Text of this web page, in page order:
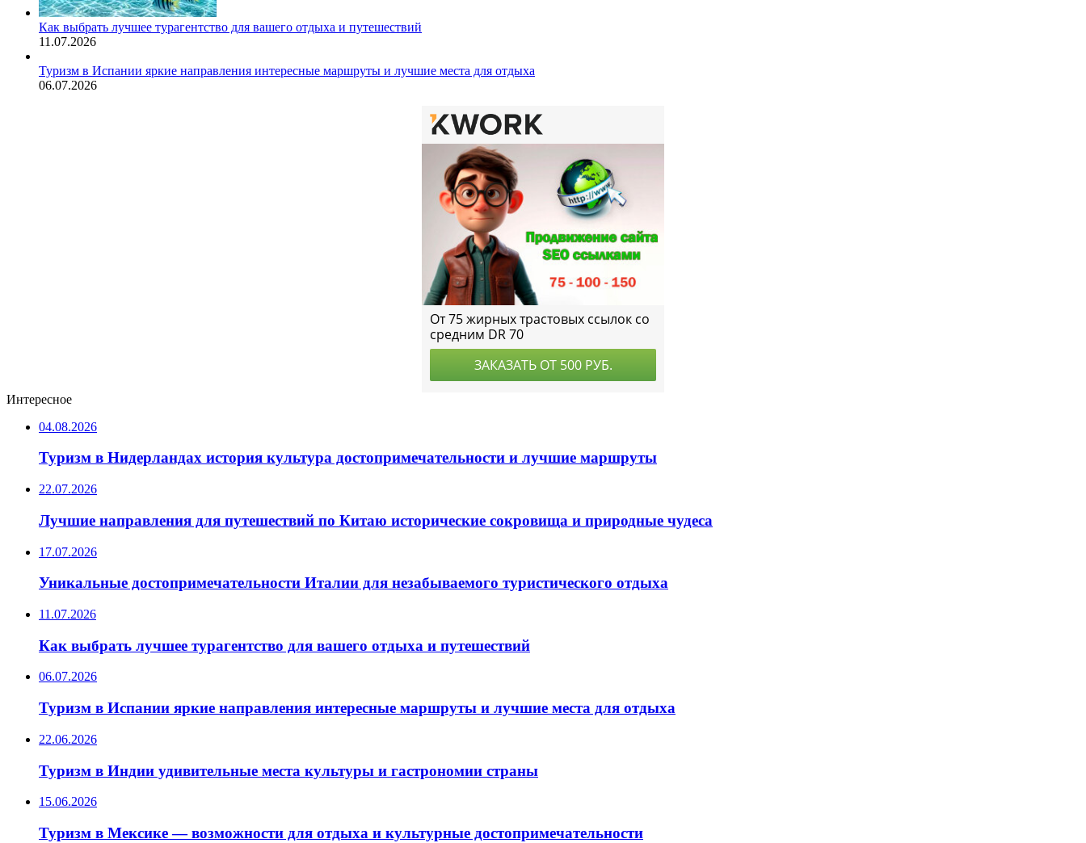
Как выбрать лучшее турагентство для вашего отдыха и путешествий
11.07.2026
Туризм в Испании яркие направления интересные маршруты и лучшие места для отдыха
06.07.2026
Интересное
04.08.2026
Туризм в Нидерландах история культура достопримечательности и лучшие маршруты
22.07.2026
Лучшие направления для путешествий по Китаю исторические сокровища и природные чудеса
17.07.2026
Уникальные достопримечательности Италии для незабываемого туристического отдыха
11.07.2026
Как выбрать лучшее турагентство для вашего отдыха и путешествий
06.07.2026
Туризм в Испании яркие направления интересные маршруты и лучшие места для отдыха
22.06.2026
Туризм в Индии удивительные места культуры и гастрономии страны
15.06.2026
Туризм в Мексике — возможности для отдыха и культурные достопримечательности